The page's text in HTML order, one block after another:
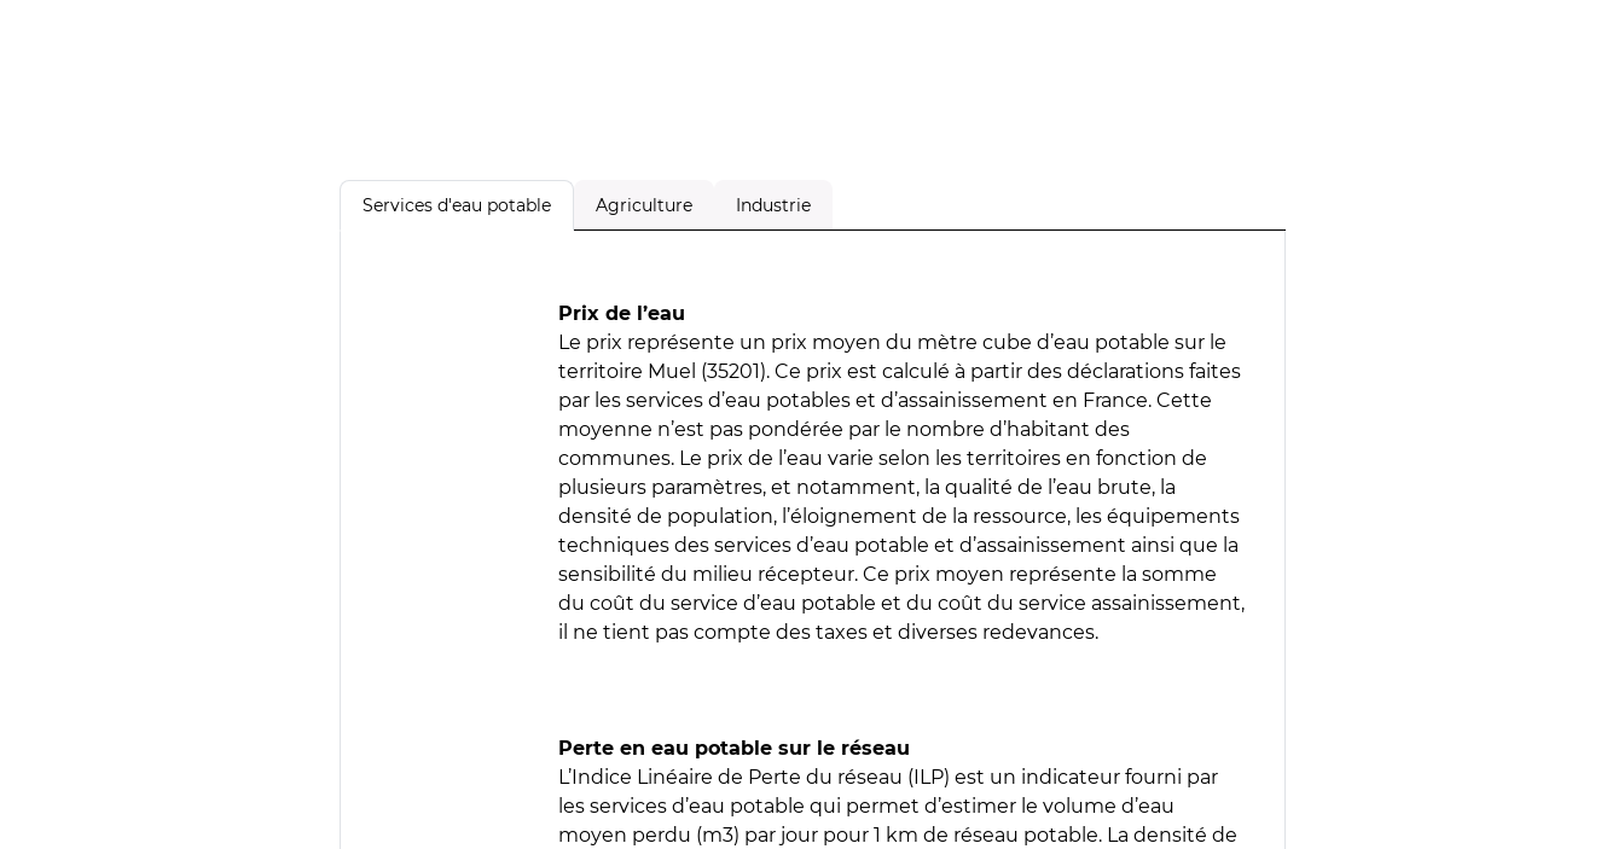
Services d'eau potable Agriculture Industrie
Prix de l’eau
Le prix représente un prix moyen du mètre cube d’eau potable sur le
territoire Muel (35201). Ce prix est calculé à partir des déclarations faites
par les services d’eau potables et d’assainissement en France. Cette
moyenne n’est pas pondérée par le nombre d’habitant des
communes. Le prix de l’eau varie selon les territoires en fonction de
plusieurs paramètres, et notamment, la qualité de l’eau brute, la
densité de population, l’éloignement de la ressource, les équipements
techniques des services d’eau potable et d’assainissement ainsi que la
sensibilité du milieu récepteur. Ce prix moyen représente la somme
du coût du service d’eau potable et du coût du service assainissement,
il ne tient pas compte des taxes et diverses redevances.
Perte en eau potable sur le réseau
L’Indice Linéaire de Perte du réseau (ILP) est un indicateur fourni par
les services d’eau potable qui permet d’estimer le volume d’eau
moyen perdu (m3) par jour pour 1 km de réseau potable. La densité de